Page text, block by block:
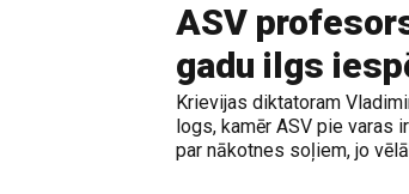
ASV
gadu ilgs
Krievijas diktatoram
logs, kamēr ASV pie varas
par nākotnes soļiem, jo